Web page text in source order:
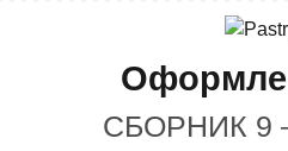
СБОРНИК 9